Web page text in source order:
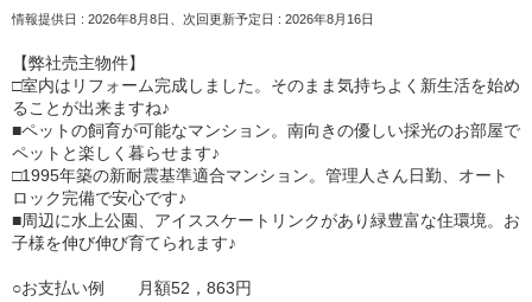
情報提供日 : 2026年8月8日、次回更新予定日 : 2026年8月16日
【弊社売主物件】
□室内はリフォーム完成しました。そのまま気持ちよく新生活を始め
ることが出来ますね♪
■ペットの飼育が可能なマンション。南向きの優しい採光のお部屋で
ペットと楽しく暮らせます♪
□1995年築の新耐震基準適合マンション。管理人さん日勤、オート
ロック完備で安心です♪
■周辺に水上公園、アイススケートリンクがあり緑豊富な住環境。お
子様を伸び伸び育てられます♪
○お支払い例 月額52，863円